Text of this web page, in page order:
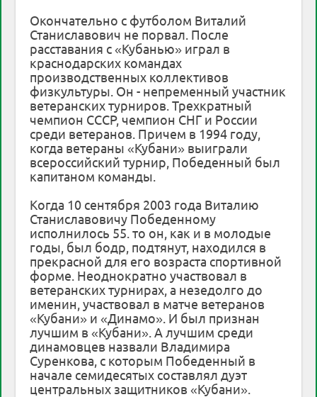
Окончательно с футболом Виталий
Станиславович не порвал. После
расставания с «Кубанью» играл в
краснодарских командах
производственных коллективов
физкультуры. Он - непременный участник
ветеранских турниров. Трехкратный
чемпион СССР, чемпион СНГ и России
среди ветеранов. Причем в 1994 году,
когда ветераны «Кубани» выиграли
всероссийский турнир, Победенный был
капитаном команды.
Когда 10 сентября 2003 года Виталию
Станиславовичу Победенному
исполнилось 55. то он, как и в молодые
годы, был бодр, подтянут, находился в
прекрасной для его возраста спортивной
форме. Неоднократно участвовал в
ветеранских турнирах, а незедолго до
именин, участвовал в матче ветеранов
«Кубани» и «Динамо». И был признан
лучшим в «Кубани». А лучшим среди
динамовцев назвали Владимира
Суренкова, с которым Победенный в
начале семидесятых составлял дуэт
центральных защитников «Кубани».